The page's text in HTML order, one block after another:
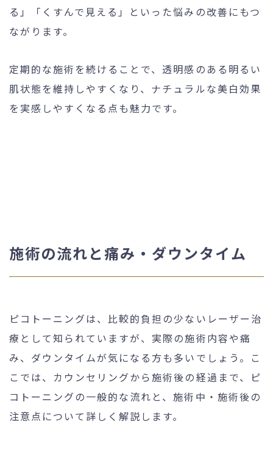
る」「くすんで見える」といった悩みの改善にもつ
ながります。
定期的な施術を続けることで、透明感のある明るい
肌状態を維持しやすくなり、ナチュラルな美白効果
を実感しやすくなる点も魅力です。
施術の流れと痛み・ダウンタイム
ピコトーニングは、比較的負担の少ないレーザー治
療として知られていますが、実際の施術内容や痛
み、ダウンタイムが気になる方も多いでしょう。こ
こでは、カウンセリングから施術後の経過まで、ピ
コトーニングの一般的な流れと、施術中・施術後の
注意点について詳しく解説します。